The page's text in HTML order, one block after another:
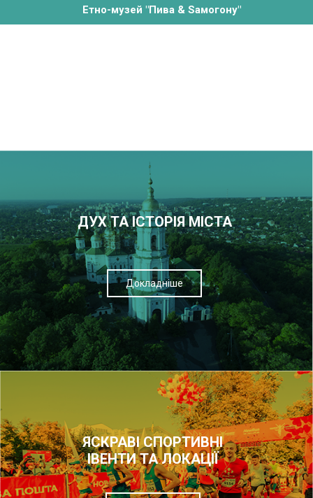
Етно-музей "Пива & Sамогону"
ДУХ ТА ІСТОРІЯ МІСТА
Докладніше
ЯСКРАВІ СПОРТИВНІ
ІВЕНТИ ТА ЛОКАЦІЇ